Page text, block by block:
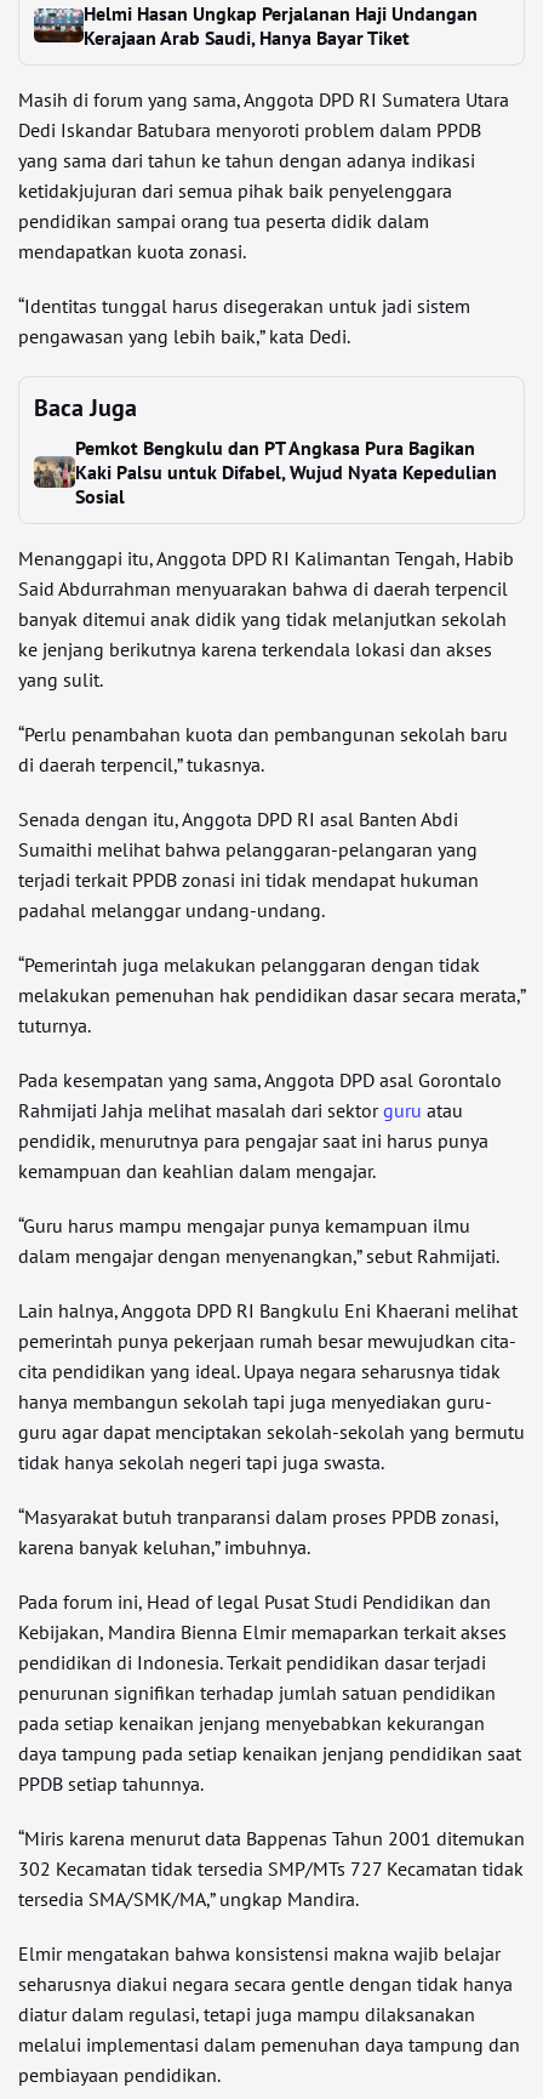
Helmi Hasan Ungkap Perjalanan Haji Undangan
Kerajaan Arab Saudi, Hanya Bayar Tiket
Masih di forum yang sama, Anggota DPD RI Sumatera Utara
Dedi Iskandar Batubara menyoroti problem dalam PPDB
yang sama dari tahun ke tahun dengan adanya indikasi
ketidakjujuran dari semua pihak baik penyelenggara
pendidikan sampai orang tua peserta didik dalam
mendapatkan kuota zonasi.
“Identitas tunggal harus disegerakan untuk jadi sistem
pengawasan yang lebih baik,” kata Dedi.
Baca Juga
Pemkot Bengkulu dan PT Angkasa Pura Bagikan
Kaki Palsu untuk Difabel, Wujud Nyata Kepedulian
Sosial
Menanggapi itu, Anggota DPD RI Kalimantan Tengah, Habib
Said Abdurrahman menyuarakan bahwa di daerah terpencil
banyak ditemui anak didik yang tidak melanjutkan sekolah
ke jenjang berikutnya karena terkendala lokasi dan akses
yang sulit.
“Perlu penambahan kuota dan pembangunan sekolah baru
di daerah terpencil,” tukasnya.
Senada dengan itu, Anggota DPD RI asal Banten Abdi
Sumaithi melihat bahwa pelanggaran-pelangaran yang
terjadi terkait PPDB zonasi ini tidak mendapat hukuman
padahal melanggar undang-undang.
“Pemerintah juga melakukan pelanggaran dengan tidak
melakukan pemenuhan hak pendidikan dasar secara merata,”
tuturnya.
Pada kesempatan yang sama, Anggota DPD asal Gorontalo
Rahmijati Jahja melihat masalah dari sektorguru atau
pendidik, menurutnya para pengajar saat ini harus punya
kemampuan dan keahlian dalam mengajar.
“Guru harus mampu mengajar punya kemampuan ilmu
dalam mengajar dengan menyenangkan,” sebut Rahmijati.
Lain halnya, Anggota DPD RI Bangkulu Eni Khaerani melihat
pemerintah punya pekerjaan rumah besar mewujudkan cita-
cita pendidikan yang ideal. Upaya negara seharusnya tidak
hanya membangun sekolah tapi juga menyediakan guru-
guru agar dapat menciptakan sekolah-sekolah yang bermutu
tidak hanya sekolah negeri tapi juga swasta.
“Masyarakat butuh tranparansi dalam proses PPDB zonasi,
karena banyak keluhan,” imbuhnya.
Pada forum ini, Head of legal Pusat Studi Pendidikan dan
Kebijakan, Mandira Bienna Elmir memaparkan terkait akses
pendidikan di Indonesia. Terkait pendidikan dasar terjadi
penurunan signifikan terhadap jumlah satuan pendidikan
pada setiap kenaikan jenjang menyebabkan kekurangan
daya tampung pada setiap kenaikan jenjang pendidikan saat
PPDB setiap tahunnya.
“Miris karena menurut data Bappenas Tahun 2001 ditemukan
302 Kecamatan tidak tersedia SMP/MTs 727 Kecamatan tidak
tersedia SMA/SMK/MA,” ungkap Mandira.
Elmir mengatakan bahwa konsistensi makna wajib belajar
seharusnya diakui negara secara gentle dengan tidak hanya
diatur dalam regulasi, tetapi juga mampu dilaksanakan
melalui implementasi dalam pemenuhan daya tampung dan
pembiayaan pendidikan.